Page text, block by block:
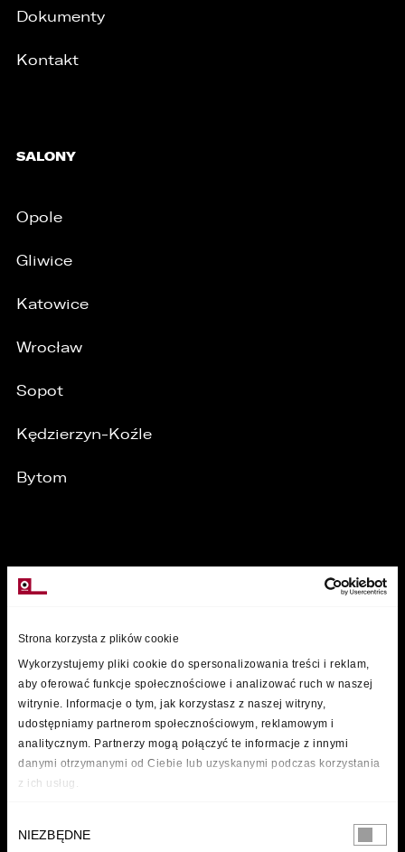
Strona korzysta z plików cookie
Wykorzystujemy pliki cookie do spersonalizowania treści i reklam,
aby oferować funkcje społecznościowe i analizować ruch w naszej
witrynie. Informacje o tym, jak korzystasz z naszej witryny,
udostępniamy partnerom społecznościowym, reklamowym i
analitycznym. Partnerzy mogą połączyć te informacje z innymi
danymi otrzymanymi od Ciebie lub uzyskanymi podczas korzystania
z ich usług.
zgody
NIEZBĘDNE
Dokumenty
Kontakt
SALONY
Opole
Gliwice
Katowice
Wrocław
Sopot
Kędzierzyn-Koźle
Bytom